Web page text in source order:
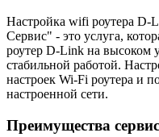
Настройка wifi роутера D-
Сервис" - это услуга,
роутер D-Link на высоком
стабильной работой.
настроек Wi-Fi роутера и
настроенной сети.
Преимущества